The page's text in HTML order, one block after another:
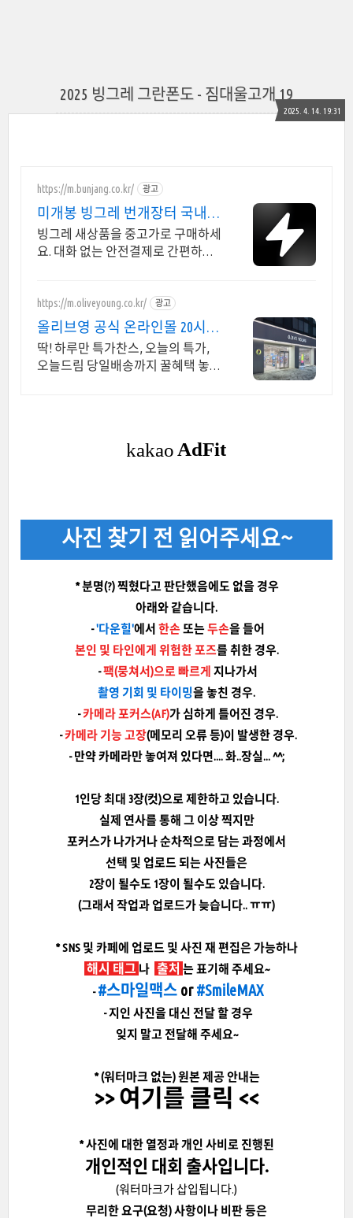
2025 빙그레 그란폰도 - 짐대울고개 19
2025. 4. 14. 19:31
https://m.bunjang.co.kr/ 광고
미개봉 빙그레 번개장터 국내
최대 브랜드 중고거래
빙그레 새상품을 중고가로 구매하세
요. 대화 없는 안전결제로 간편하게!
품 업로드
https://m.oliveyoung.co.kr/ 광고
올리브영 공식 온라인몰 20시
이전 주문은 오늘드림
딱! 하루만 특가찬스, 오늘의 특가,
오늘드림 당일배송까지 꿀혜택 놓치
사진 찾기 전 읽어주세요~
* 분명(?) 찍혔다고 판단했음에도 없을 경우
아래와 같습니다.
-'다운힐'에서 한손또는두손을 들어
본인 및 타인에게 위험한 포즈를 취한 경우.
-팩(뭉쳐서)으로 빠르게 지나가서
촬영 기회 및 타이밍을 놓친 경우.
-카메라 포커스(AF)가 심하게 틀어진 경우.
-카메라 기능 고장(메모리 오류 등)이 발생한 경우.
- 만약 카메라만 놓여져 있다면.... 화..장실... ^^;
1인당 최대 3장(컷)으로 제한하고 있습니다.
실제 연사를 통해 그 이상 찍지만
포커스가 나가거나 순차적으로 담는 과정에서
선택 및 업로드 되는 사진들은
2장이 될수도 1장이 될수도 있습니다.
(그래서 작업과 업로드가 늦습니다.. ㅠㅠ)
* SNS 및 카페에 업로드 및 사진 재 편집은 가능하나
해시 태그 나 출처 는 표기해 주세요~
-#스마일맥스 or#SmileMAX
- 지인 사진을 대신 전달 할 경우
잊지 말고 전달해 주세요~
*(워터마크 없는)원본 제공 안내는
>> 여기를 클릭 <<
* 사진에 대한 열정과 개인 사비로 진행된
개인적인 대회 출사입니다.
(워터마크가 삽입됩니다.)
무리한 요구(요청) 사항이나 비판 등은